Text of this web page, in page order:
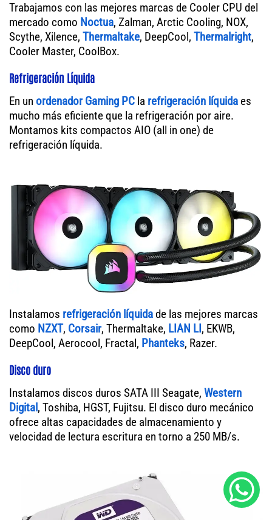
Trabajamos con las mejores marcas de Cooler CPU del
mercado como Noctua, Zalman, Arctic Cooling, NOX,
Scythe, Xilence, Thermaltake, DeepCool, Thermalright,
Cooler Master, CoolBox.
Refrigeración Líquida
En un ordenador Gaming PC la refrigeración líquida es
mucho más eficiente que la refrigeración por aire.
Montamos kits compactos AIO (all in one) de
refrigeración líquida.
Instalamos refrigeración líquidade las mejores marcas
como NZXT, Corsair, Thermaltake, LIAN LI, EKWB,
DeepCool, Aerocool, Fractal, Phanteks, Razer.
Disco duro
Instalamos discos duros SATA III Seagate, Western
Digital, Toshiba, HGST, Fujitsu. El disco duro mecánico
ofrece altas capacidades de almacenamiento y
velocidad de lectura escritura en torno a 250 MB/s.